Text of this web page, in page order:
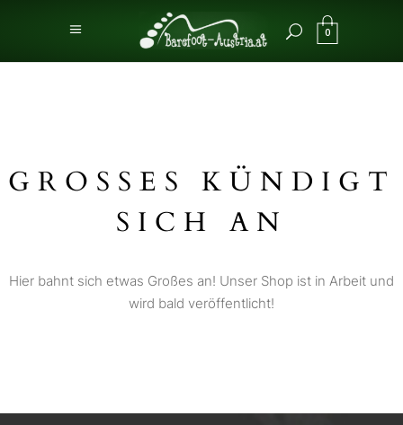
0
GROSSES KÜNDIGT S
ICH AN
Hier bahnt sich etwas Großes an! Unser Shop ist in Arbeit und
wird bald veröffentlicht!